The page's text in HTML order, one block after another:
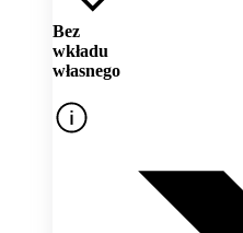
Bez
wkładu
własnego